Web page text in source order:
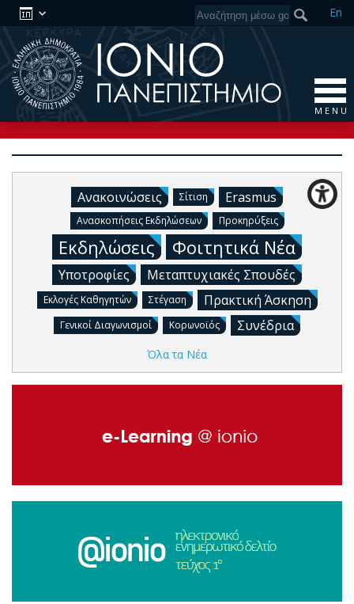
En
M E N U
Ανακοινώσεις Σίτιση Erasmus
Ανασκοπήσεις Εκδηλώσεων Προκηρύξεις
Εκδηλώσεις Φοιτητικά Νέα
Υποτροφίες Μεταπτυχιακές Σπουδές
Εκλογές Καθηγητών Στέγαση Πρακτική Άσκηση
Γενικοί Διαγωνισμοί Κορωνοϊός Συνέδρια
Όλα τα Νέα